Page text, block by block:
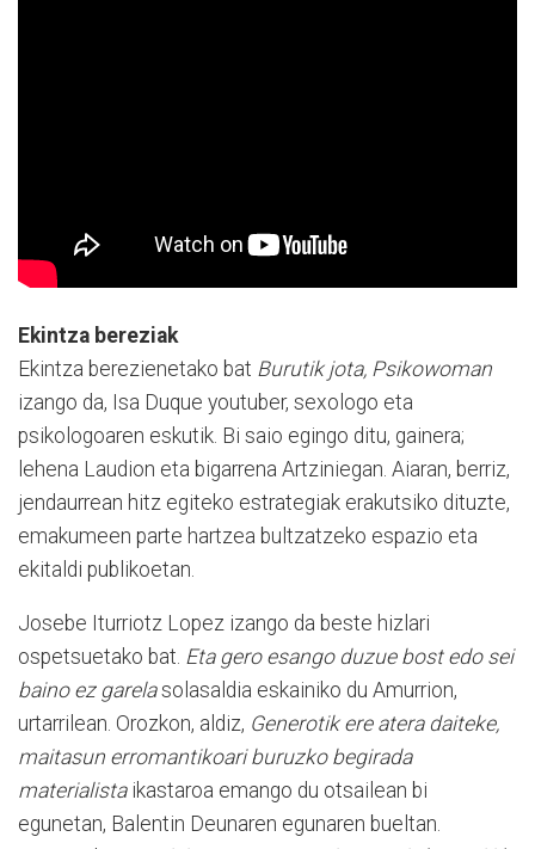
Ekintza bereziak
Ekintza berezienetako bat Burutik jota, Psikowoman
izango da, Isa Duque youtuber, sexologo eta
psikologoaren eskutik. Bi saio egingo ditu, gainera;
lehena Laudion eta bigarrena Artziniegan. Aiaran, berriz,
jendaurrean hitz egiteko estrategiak erakutsiko dituzte,
emakumeen parte hartzea bultzatzeko espazio eta
ekitaldi publikoetan.
Josebe Iturriotz Lopez izango da beste hizlari
ospetsuetako bat. Eta gero esango duzue bost edo sei
baino ez garelasolasaldia eskainiko du Amurrion,
urtarrilean. Orozkon, aldiz, Generotik ere atera daiteke,
maitasun erromantikoari buruzko begirada
materialistaikastaroa emango du otsailean bi
egunetan, Balentin Deunaren egunaren bueltan.